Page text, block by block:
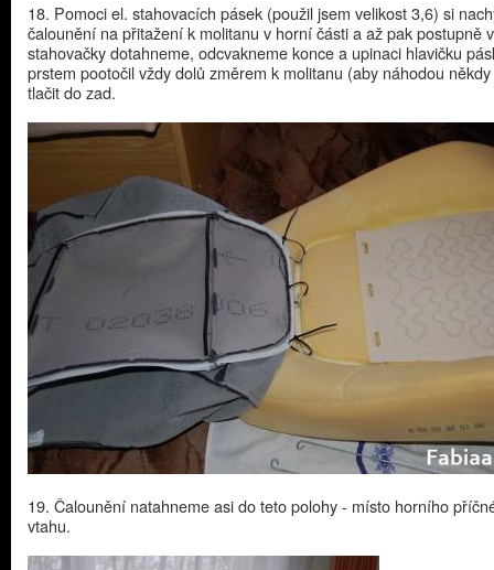
18. Pomoci el. stahovacích pásek (použil jsem velikost 3,6) si
čalounění na přitažení k molitanu v horní části a až pak postupně
stahovačky dotahneme, odcvakneme konce a upinaci hlavičku
prstem pootočil vždy dolů změrem k molitanu (aby náhodou
tlačit do zad.
19. Čalounění natahneme asi do teto polohy - místo horního
vtahu.